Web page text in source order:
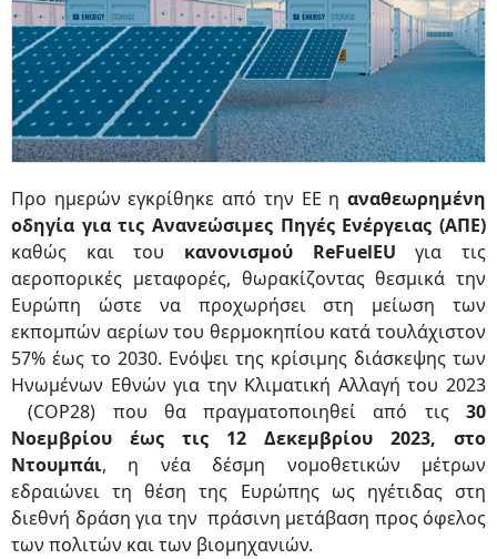
Προ ημερών εγκρίθηκε από την ΕΕ η αναθεωρημένη
οδηγία για τις Ανανεώσιμες Πηγές Ενέργειας (ΑΠΕ)
καθώς και του κανονισμού ReFuelEU για τις
αεροπορικές μεταφορές, θωρακίζοντας θεσμικά την
Ευρώπη ώστε να προχωρήσει στη μείωση των
εκπομπών αερίων του θερμοκηπίου κατά τουλάχιστον
57% έως το 2030. Ενόψει της κρίσιμης διάσκεψης των
Ηνωμένων Εθνών για την Κλιματική Αλλαγή του 2023
(COP28) που θα πραγματοποιηθεί από τις 30
Νοεμβρίου έως τις 12 Δεκεμβρίου 2023, στο
Ντουμπάι, η νέα δέσμη νομοθετικών μέτρων
εδραιώνει τη θέση της Ευρώπης ως ηγέτιδας στη
διεθνή δράση για την πράσινη μετάβαση προς όφελος
των πολιτών και των βιομηχανιών.